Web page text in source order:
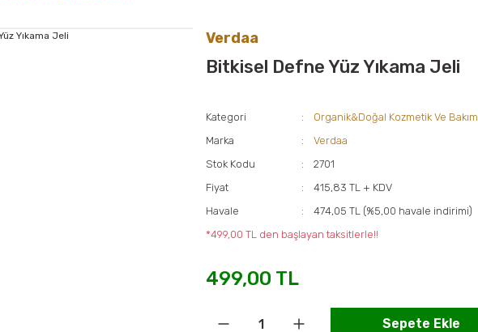
Verdaa
Bitkisel Defne Yüz Yıkama Jeli
Kategori Organik&Doğal Kozmetik Ve Bakım
Marka
Verdaa
Stok Kodu
2701
Fiyat
415,83 TL + KDV
Havale
474,05 TL (%5,00 havale indirimi)
*499,00 TL den başlayan taksitlerle!!
499,00 TL
Sepete Ekle